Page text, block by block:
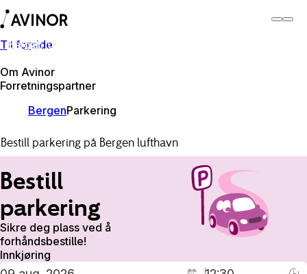
Til forside
Om Avinor
Forretningspartner
Bergen lufthavn
BergenParkering
Bestill parkering på Bergen lufthavn
Bestill
parkering
Sikre deg plass ved å
forhåndsbestille!
Innkjøring